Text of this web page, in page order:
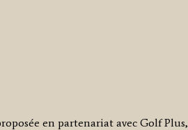
en partenariat avec Golf Plus,